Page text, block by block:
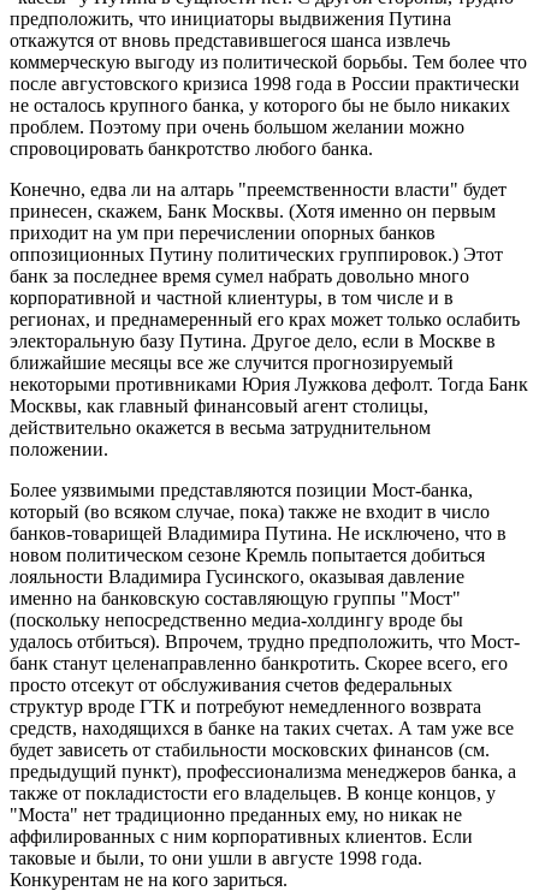
предположить, что инициаторы выдвижения Путина
откажутся от вновь представившегося шанса извлечь
коммерческую выгоду из политической борьбы. Тем более что
после августовского кризиса 1998 года в России практически
не осталось крупного банка, у которого бы не было никаких
проблем. Поэтому при очень большом желании можно
спровоцировать банкротство любого банка.
Конечно, едва ли на алтарь "преемственности власти" будет
принесен, скажем, Банк Москвы. (Хотя именно он первым
приходит на ум при перечислении опорных банков
оппозиционных Путину политических группировок.) Этот
банк за последнее время сумел набрать довольно много
корпоративной и частной клиентуры, в том числе и в
регионах, и преднамеренный его крах может только ослабить
электоральную базу Путина. Другое дело, если в Москве в
ближайшие месяцы все же случится прогнозируемый
некоторыми противниками Юрия Лужкова дефолт. Тогда Банк
Москвы, как главный финансовый агент столицы,
действительно окажется в весьма затруднительном
положении.
Более уязвимыми представляются позиции Мост-банка,
который (во всяком случае, пока) также не входит в число
банков-товарищей Владимира Путина. Не исключено, что в
новом политическом сезоне Кремль попытается добиться
лояльности Владимира Гусинского, оказывая давление
именно на банковскую составляющую группы "Мост"
(поскольку непосредственно медиа-холдингу вроде бы
удалось отбиться). Впрочем, трудно предположить, что Мост-
банк станут целенаправленно банкротить. Скорее всего, его
просто отсекут от обслуживания счетов федеральных
структур вроде ГТК и потребуют немедленного возврата
средств, находящихся в банке на таких счетах. А там уже все
будет зависеть от стабильности московских финансов (см.
предыдущий пункт), профессионализма менеджеров банка, а
также от покладистости его владельцев. В конце концов, у
"Моста" нет традиционно преданных ему, но никак не
аффилированных с ним корпоративных клиентов. Если
таковые и были, то они ушли в августе 1998 года.
Конкурентам не на кого зариться.